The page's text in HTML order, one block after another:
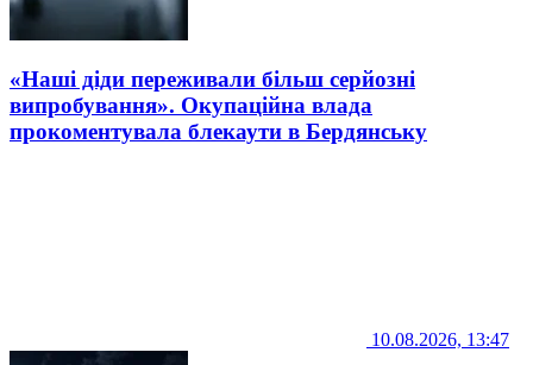
«Наші діди переживали більш серйозні
випробування». Окупаційна влада
прокоментувала блекаути в Бердянську
10.08.2026, 13:47